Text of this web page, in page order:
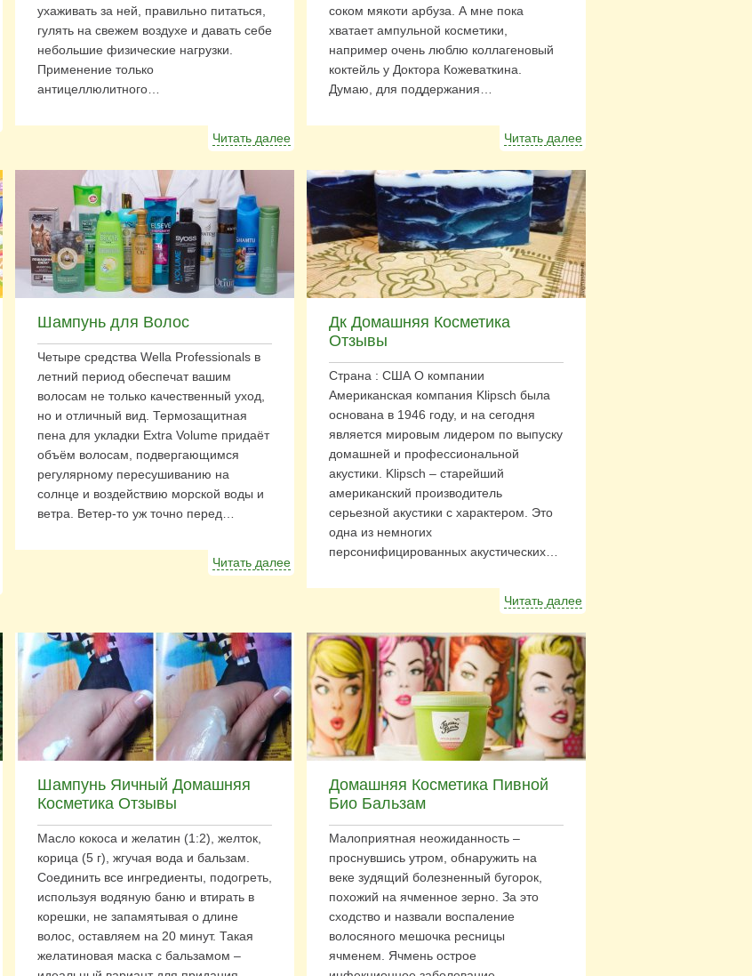
ухаживать за ней, правильно питаться,
гулять на свежем воздухе и давать себе
небольшие физические нагрузки.
Применение только
антицеллюлитного…
Читать далее
соком мякоти арбуза. А мне пока
хватает ампульной косметики,
например очень люблю коллагеновый
коктейль у Доктора Кожеваткина.
Думаю, для поддержания…
Читать далее
Шампунь для Волос
Четыре средства Wella Professionals в
летний период обеспечат вашим
волосам не только качественный уход,
но и отличный вид. Термозащитная
пена для укладки Extra Volume придаёт
объём волосам, подвергающимся
регулярному пересушиванию на
солнце и воздействию морской воды и
ветра. Ветер-то уж точно перед…
Читать далее
Дк Домашняя Косметика
Отзывы
Страна : США О компании
Американская компания Klipsch была
основана в 1946 году, и на сегодня
является мировым лидером по выпуску
домашней и профессиональной
акустики. Klipsch – старейший
американский производитель
серьезной акустики с характером. Это
одна из немногих
персонифицированных акустических…
Читать далее
Шампунь Яичный Домашняя
Косметика Отзывы
Масло кокоса и желатин (1:2), желток,
корица (5 г), жгучая вода и бальзам.
Соединить все ингредиенты, подогреть,
используя водяную баню и втирать в
корешки, не запамятывая о длине
волос, оставляем на 20 минут. Такая
желатиновая маска с бальзамом –
Домашняя Косметика Пивной
Био Бальзам
Малоприятная неожиданность –
проснувшись утром, обнаружить на
веке зудящий болезненный бугорок,
похожий на ячменное зерно. За это
сходство и назвали воспаление
волосяного мешочка ресницы
ячменем. Ячмень острое